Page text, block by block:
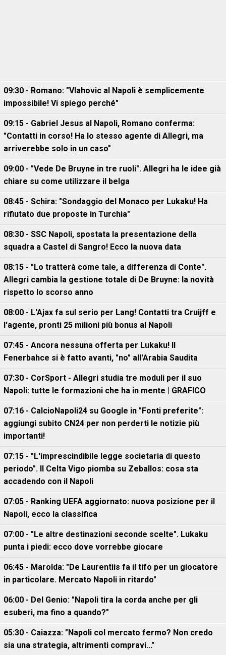
09:30 - Romano: "Vlahovic al Napoli è semplicemente
impossibile! Vi spiego perché"
09:15 - Gabriel Jesus al Napoli, Romano conferma:
"Contatti in corso! Ha lo stesso agente di Allegri, ma
arriverebbe solo in un caso"
09:00 - "Vede De Bruyne in tre ruoli". Allegri ha le idee già
chiare su come utilizzare il belga
08:45 - Schira: "Sondaggio del Monaco per Lukaku! Ha
rifiutato due proposte in Turchia"
08:30 - SSC Napoli, spostata la presentazione della
squadra a Castel di Sangro! Ecco la nuova data
08:15 - "Lo tratterà come tale, a differenza di Conte".
Allegri cambia la gestione totale di De Bruyne: la novità
rispetto lo scorso anno
08:00 - L'Ajax fa sul serio per Lang! Contatti tra Cruijff e
l'agente, pronti 25 milioni più bonus al Napoli
07:45 - Ancora nessuna offerta per Lukaku! Il
Fenerbahce si è fatto avanti, "no" all'Arabia Saudita
07:30 - CorSport - Allegri studia tre moduli per il suo
Napoli: tutte le formazioni che ha in mente | GRAFICO
07:16 - CalcioNapoli24 su Google in "Fonti preferite":
aggiungi subito CN24 per non perderti le notizie più
importanti!
07:15 - "L'imprescindibile legge societaria di questo
periodo". Il Celta Vigo piomba su Zeballos: cosa sta
accadendo con il Napoli
07:05 - Ranking UEFA aggiornato: nuova posizione per il
Napoli, ecco la classifica
07:00 - "Le altre destinazioni seconde scelte". Lukaku
punta i piedi: ecco dove vorrebbe giocare
06:45 - Marolda: "De Laurentiis fa il tifo per un giocatore
in particolare. Mercato Napoli in ritardo"
06:00 - Del Genio: "Napoli tira la corda anche per gli
esuberi, ma fino a quando?"
05:30 - Caiazza: "Napoli col mercato fermo? Non credo
sia una strategia, altrimenti compravi..."